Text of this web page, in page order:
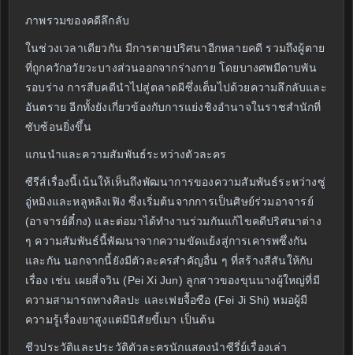
ภาพรวมของคดีลึกลับ
ในช่วงเวลาเดียวกัน มีการตายปริศนาอีกหลายคดี รวมถึงผู้ตาย
ที่ถูกควักอวัยวะบางส่วนออกจากร่างกาย โดยบางศพมีดาบพัน
รอบร่าง การสืบคดีนำไปสู่ตลาดผีซึ่งเต็มไปด้วยความลึกลับและ
อันตราย อีกทั้งยังเกี่ยวข้องกับการแย่งชิงอำนาจในราชสำนักที่
ซับซ้อนยิ่งขึ้น
แกนนำและความสัมพันธ์ระหว่างตัวละคร
ซีรีส์เรื่องนี้เน้นให้เห็นถึงพัฒนาการของความสัมพันธ์ระหว่างซู่
อู่หมิงและหลูหลิงเฟิง ซึ่งเริ่มต้นจากการเป็นศิษย์ร่วมอาจารย์
(อาจารย์ตี๋กง) และต่อมาได้ทำงานร่วมกันแก้ไขคดีปริศนาต่าง
ๆ ความสัมพันธ์นี้พัฒนาจากความขัดแย้งสู่การเคารพซึ่งกัน
และกัน นอกจากนี้ยังมีตัวละครสำคัญอื่น ๆ ที่สร้างสีสันให้กับ
เรื่อง เช่น เผยสี่จวิน (Pei Xi Jun) ลูกสาวของขุนนางผู้ใหญ่ที่มี
ความสามารถทางศิลปะ และเฟยจื้อซือ (Fei Ji Shi) หมอผู้มี
ความรู้เรื่องยาสูงแต่มีนิสัยขี้เมา เป็นต้น
ชีวประวัติและประวัติตัวละครนักแสดงนำซีรี่ย์เรื่องเล่า